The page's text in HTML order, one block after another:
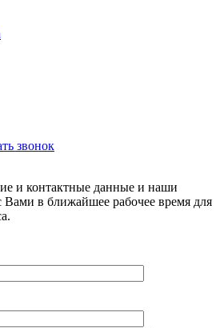
звонок
и контактные данные и наши
Вами в ближайшее рабочее время для